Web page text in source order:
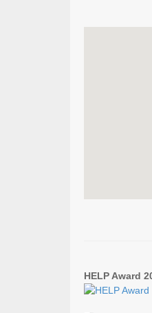
HELP Award